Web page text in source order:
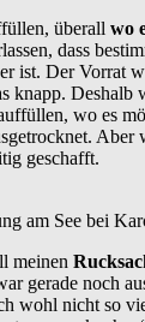
überall wo
dass
ist. Der Vorrat
knapp.
wo es
Aber
geschafft.
am See bei
meinen
gerade noch
wohl nicht so